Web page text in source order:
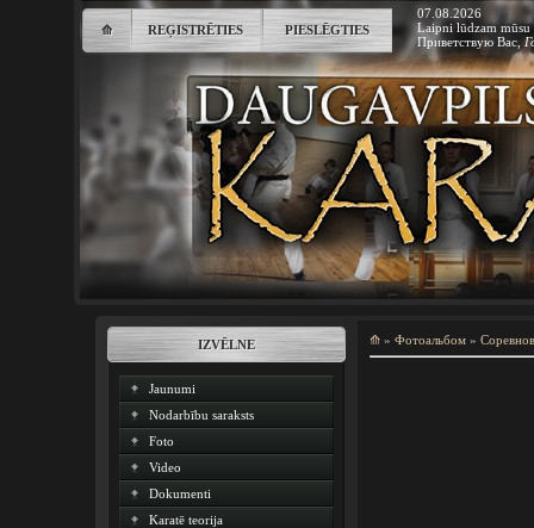
⟰ REĢISTRĒTIES PIESLĒGTIES
07.08.2026
Laipni lūdzam mūsu
Приветствую Вас ,
IZVĒLNE
Jaunumi
Nodarbību saraksts
Foto
Video
Dokumenti
Karatē teorija
⟰ » Фотоальбом »